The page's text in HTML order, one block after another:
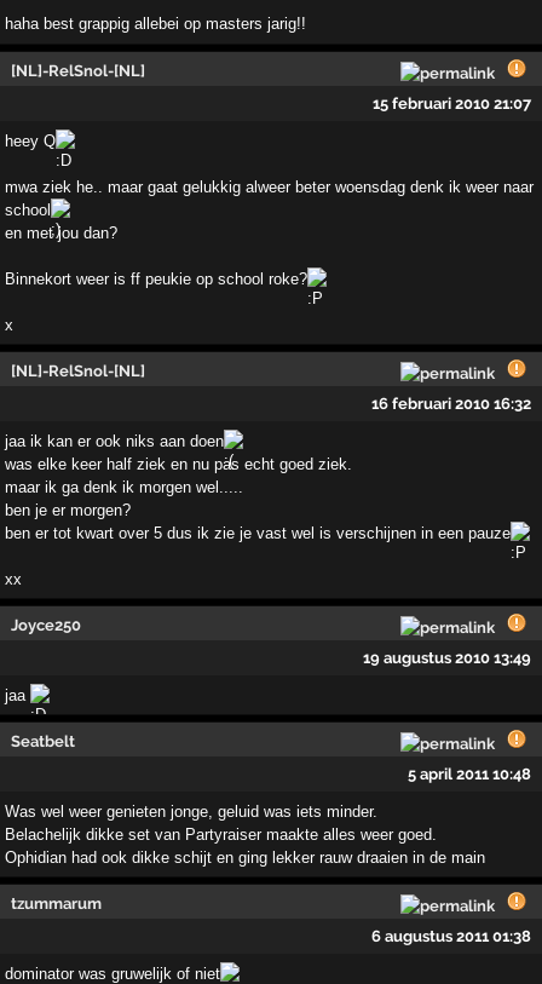
haha best grappig allebei op masters jarig!!
[NL]-RelSnol-[NL]
15 februari 2010 21:07
heey Q
mwa ziek he.. maar gaat gelukkig alweer beter woensdag denk ik weer naar
school
en met jou dan?
Binnekort weer is ff peukie op school roke?
x
[NL]-RelSnol-[NL]
16 februari 2010 16:32
jaa ik kan er ook niks aan doen
was elke keer half ziek en nu pas echt goed ziek.
maar ik ga denk ik morgen wel.....
ben je er morgen?
ben er tot kwart over 5 dus ik zie je vast wel is verschijnen in een pauze
xx
Joyce250
19 augustus 2010 13:49
jaa
Seatbelt
5 april 2011 10:48
Was wel weer genieten jonge, geluid was iets minder.
Belachelijk dikke set van Partyraiser maakte alles weer goed.
Ophidian had ook dikke schijt en ging lekker rauw draaien in de main
tzummarum
6 augustus 2011 01:38
dominator was gruwelijk of niet